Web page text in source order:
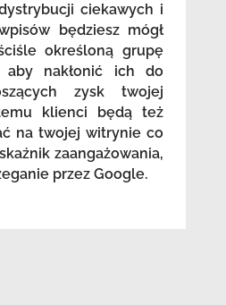
ciekawych i
będziesz mógł
określoną grupę
aby nakłonić ich do
zysk twojej
klienci będą też
na twojej witrynie co
zaangażowania,
przez Google.